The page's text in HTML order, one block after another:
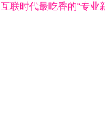
互联时代最吃香的“专业